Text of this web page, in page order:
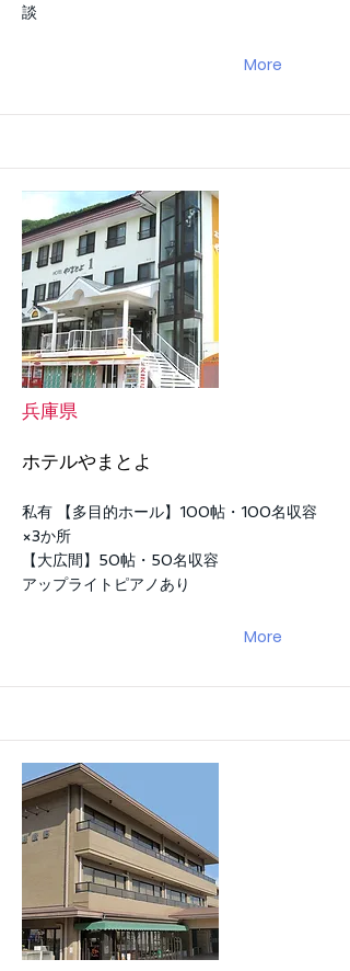
談
More
兵庫県
ホテルやまとよ
私有 【多目的ホール】100帖・100名収容
×3か所
【大広間】50帖・50名収容
アップライトピアノあり
More